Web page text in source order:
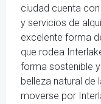
ciudad cuenta
y servicios de
excelente forma
que rodea
forma sostenible
belleza natural de
moverse por